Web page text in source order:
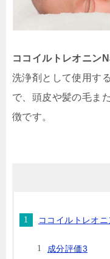
ココイルトレオニン
洗浄剤として使用す
で、頭皮や髪の毛ま
徴です。
ココイルトレオ
成分評価3